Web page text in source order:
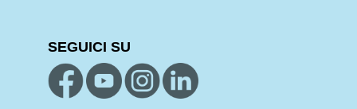
SEGUICI SU